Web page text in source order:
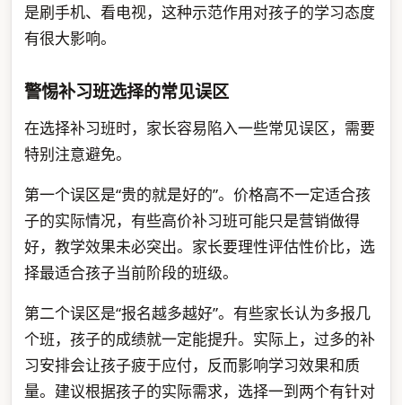
是刷手机、看电视，这种示范作用对孩子的学习态度
有很大影响。
警惕补习班选择的常见误区
在选择补习班时，家长容易陷入一些常见误区，需要
特别注意避免。
第一个误区是“贵的就是好的”。价格高不一定适合孩
子的实际情况，有些高价补习班可能只是营销做得
好，教学效果未必突出。家长要理性评估性价比，选
择最适合孩子当前阶段的班级。
第二个误区是“报名越多越好”。有些家长认为多报几
个班，孩子的成绩就一定能提升。实际上，过多的补
习安排会让孩子疲于应付，反而影响学习效果和质
量。建议根据孩子的实际需求，选择一到两个有针对